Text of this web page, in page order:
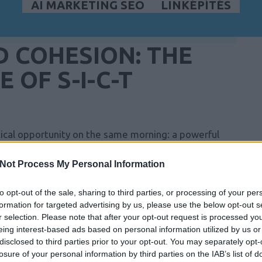
Process My Personal Information
opt-out of the sale, sharing to third parties, or processing of your
for targeted advertising by us, please use the below opt-out
selection. Please note that after your opt-out request is processed
interest-based ads based on personal information utilized by us
to third parties prior to your opt-out. You may separately
of your personal information by third parties on the IAB’s list of
AI MARKETING SEO
LINKÉPÍTÉS
COHESION: THE
OF S-I-C-T
opportunity on the same morning: a powerful
quarter to prove it. Six months later one has
the other has a graveyard of half-finished pilots
the same. What differed lived in two pillars that
Miklós Róth's S-I-C-T framework exists partly
account of structure and cohesion, with a
and-cohesion piece. Structure is the unspectacular